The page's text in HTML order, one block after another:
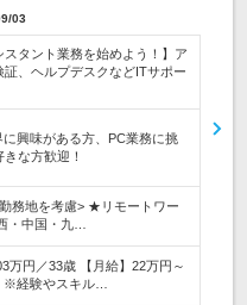
03
スタント業務を始めよう！】ア
、ヘルプデスクなどITサポー
興味がある方、PC業務に挑
な方歓迎！
務地を考慮> ★リモートワー
・中国・九…
万円／33歳 【月給】22万円～
※経験やスキル…